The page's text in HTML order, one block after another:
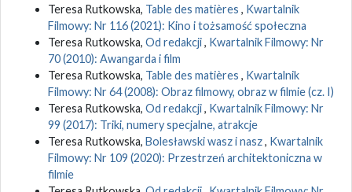
Teresa Rutkowska, Table des matières , Kwartalnik
Filmowy: Nr 116 (2021): Kino i tożsamość społeczna
Teresa Rutkowska, Od redakcji, Kwartalnik Filmowy: Nr
70 (2010): Awangarda i film
Teresa Rutkowska, Table des matières , Kwartalnik
Filmowy: Nr 64 (2008): Obraz filmowy, obraz w filmie (cz. I)
Teresa Rutkowska, Od redakcji, Kwartalnik Filmowy: Nr
99 (2017): Triki, numery specjalne, atrakcje
Teresa Rutkowska, Bolesławski wasz i nasz, Kwartalnik
Filmowy: Nr 109 (2020): Przestrzeń architektoniczna w
filmie